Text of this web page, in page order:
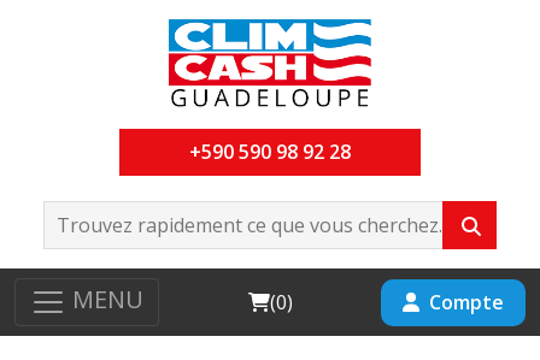
+590 590 98 92 28
MENU Cart
(0) Compte